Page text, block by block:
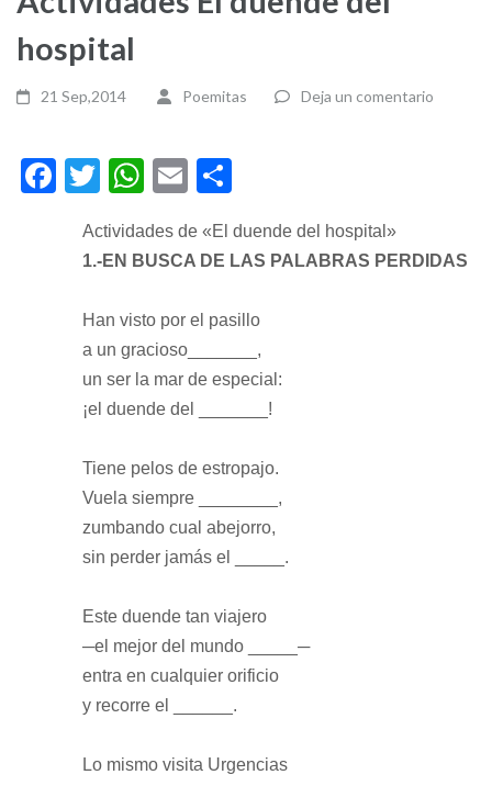
hospital
21 Sep,2014 Poemitas Deja un comentario
Facebook
Twitter
WhatsApp
Email
Actividades de «El duende del hospital»
1.-EN BUSCA DE LAS PALABRAS PERDIDAS
Han visto por el pasillo
a un gracioso_______,
un ser la mar de especial:
¡el duende del _______!
Tiene pelos de estropajo.
Vuela siempre ________,
zumbando cual abejorro,
sin perder jamás el _____.
Este duende tan viajero
─el mejor del mundo _____─
entra en cualquier orificio
y recorre el ______.
Lo mismo visita Urgencias